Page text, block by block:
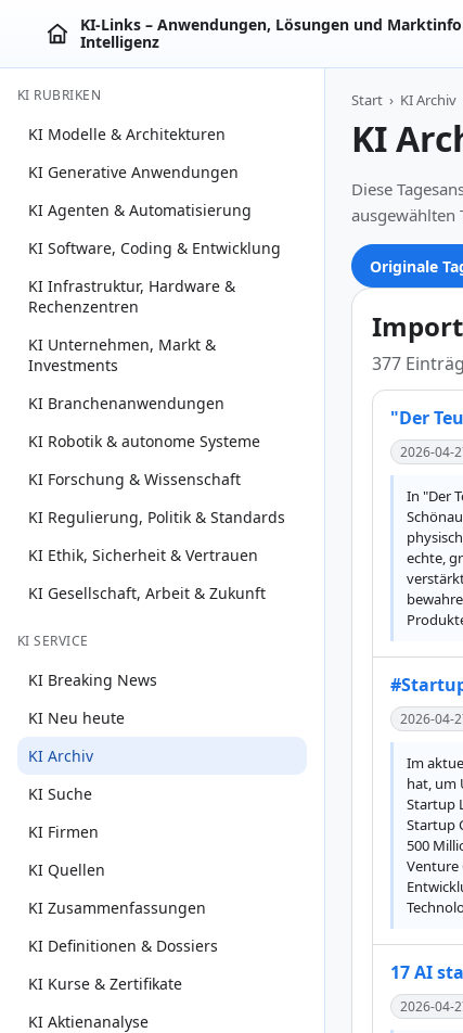
KI‑Links – Anwendungen, Lösungen und
Intelligenz
KI RUBRIKEN
KI Modelle & Architekturen
KI Generative Anwendungen
KI Agenten & Automatisierung
KI Software, Coding & Entwicklung
KI Infrastruktur, Hardware &
Rechenzentren
KI Unternehmen, Markt &
Investments
KI Branchenanwendungen
KI Robotik & autonome Systeme
KI Forschung & Wissenschaft
KI Regulierung, Politik & Standards
KI Ethik, Sicherheit & Vertrauen
KI Gesellschaft, Arbeit & Zukunft
KI SERVICE
KI Breaking News
KI Neu heute
KI Archiv
KI Suche
KI Firmen
KI Quellen
KI Zusammenfassungen
KI Definitionen & Dossiers
KI Kurse & Zertifikate
KI Aktienanalyse
Start › KI Archiv
KI
Diese
ausgewählten
Originale
377
"Der
2026-04-
In "Der
echte,
2026-04-
Im
hat, um
Startup
Startup
500
Venture
17 AI
2026-04-